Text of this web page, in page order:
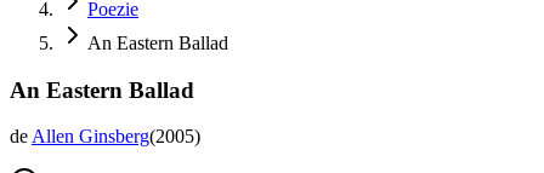
Poezie
An Eastern Ballad
An Eastern Ballad
deAllen Ginsberg(2005)